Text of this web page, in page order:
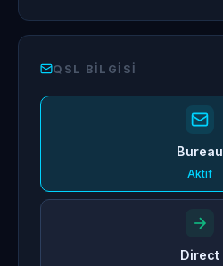
QSL BILGISI
Bureau
Aktif
Direct